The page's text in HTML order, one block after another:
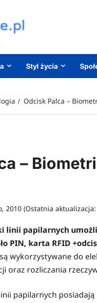
Styl życia
Odcisk Palca –
–
2010 (Ostatnia
linii papilarnych
PIN, karta RFID
wykorzystywane do
oraz rozliczania
papilarnych